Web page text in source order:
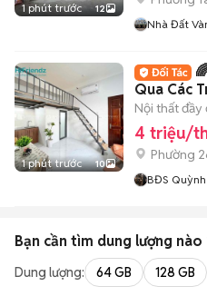
1 phút trước 12
Nhà Đất
1 phút trước 10
Qua Các
Trung Tâm
Nội thất đầy
4 triệu/
Phường
BĐS
Bạn cần tìm dung lượng nào
Dung lượng: 64 GB 128 GB